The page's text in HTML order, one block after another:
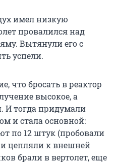
имел низкую
провалился над
Вытянули его с
успели.
что бросать в реактор
высокое, а
И тогда придумали
и стала основной:
по 12 штук (пробовали
цепляли к внешней
брали в вертолет, еще